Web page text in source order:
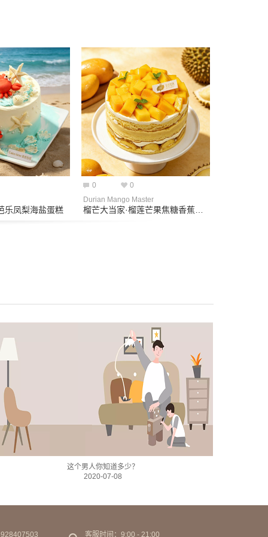
乐凤梨海盐蛋糕
0
0
Durian Mango Master
这个男人你知道多少？
2020-07-08
客服时间：9:00 - 21:00